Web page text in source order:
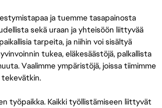
ja tuemme tasapainosta
sekä uraan ja yhteisöön liittyvää
tarpeita, ja niihin voi sisältyä
tukea, eläkesäästöjä, palkallista
Vaalimme ympäristöjä, joissa tiimimme
työpaikka. Kaikki työllistämiseen liittyvät